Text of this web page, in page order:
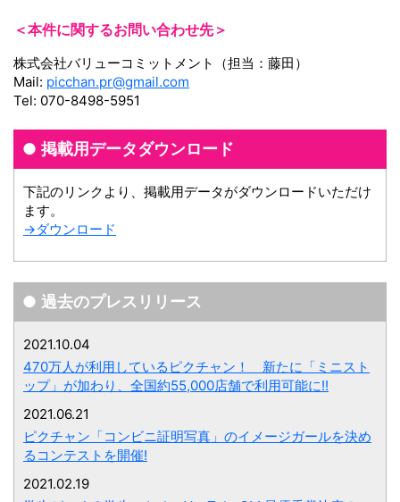
＜本件に関するお問い合わせ先＞
株式会社バリューコミットメント（担当：藤田）
Mail: picchan.pr@gmail.com
Tel: 070-8498-5951
掲載用データダウンロード
下記のリンクより、掲載用データがダウンロードいただけ
ます。
→ダウンロード
過去のプレスリリース
2021.10.04
470万人が利用しているピクチャン！ 新たに「ミニスト
ップ」が加わり、全国約55,000店舗で利用可能に!!
2021.06.21
ピクチャン「コンビニ証明写真」のイメージガールを決め
るコンテストを開催!
2021.02.19